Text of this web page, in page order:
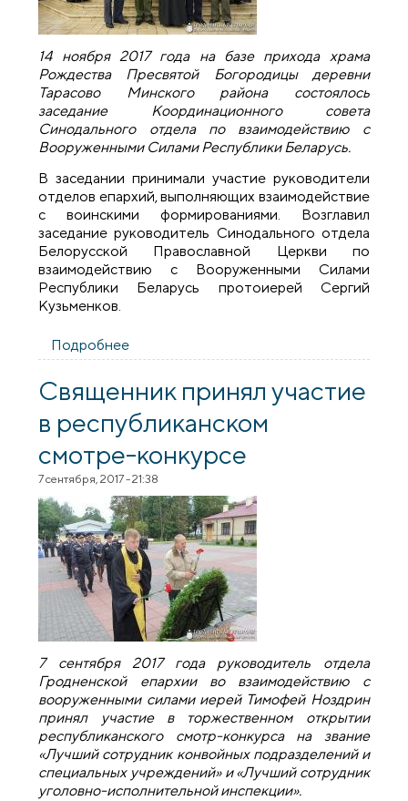
14 ноября 2017 года на базе прихода храма
Рождества Пресвятой Богородицы деревни
Тарасово Минского района состоялось
заседание Координационного совета
Синодального отдела по взаимодействию с
Вооруженными Силами Республики Беларусь.
В заседании принимали участие руководители
отделов епархий, выполняющих взаимодействие
с воинскими формированиями. Возглавил
заседание руководитель Синодального отдела
Белорусской Православной Церкви по
взаимодействию с Вооруженными Силами
Республики Беларусь протоиерей Сергий
Кузьменков.
Подробнее
Гродненской епархии принял участие в
Синодального отдела по
взаимодействию с Вооруженными
Силами
Священник принял участие
в республиканском
смотре-конкурсе
7 сентября, 2017 - 21:38
7 сентября 2017 года руководитель отдела
Гродненской епархии во взаимодействию с
вооруженными силами иерей Тимофей Ноздрин
принял участие в торжественном открытии
республиканского смотр-конкурса на звание
«Лучший сотрудник конвойных подразделений и
специальных учреждений» и «Лучший сотрудник
уголовно-исполнительной инспекции».